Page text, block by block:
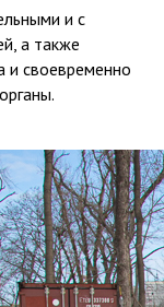
и с
а также
и своевременно